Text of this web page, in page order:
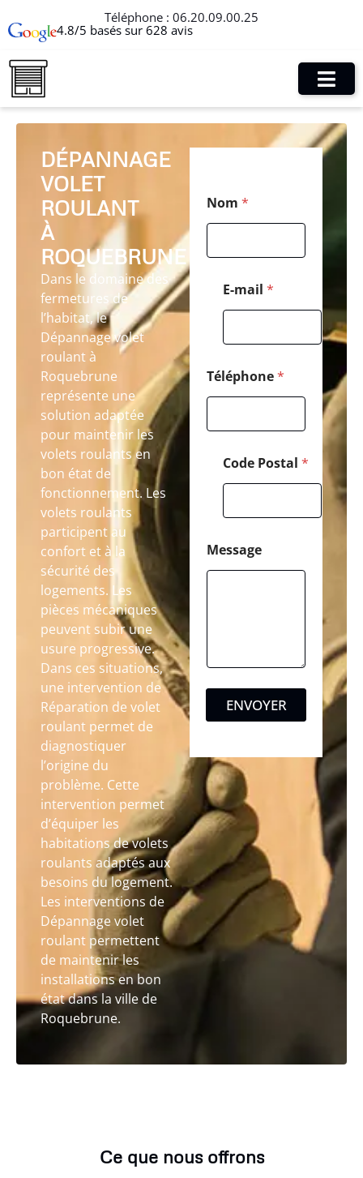
Téléphone : 06.20.09.00.25
4.8/5 basés sur 628 avis
DÉPANNAGE
VOLET
ROULANT
À
ROQUEBRUNE
Dans le domaine des
fermetures de
l’habitat, le
Dépannage volet
roulant à
Roquebrune
représente une
solution adaptée
pour maintenir les
volets roulants en
bon état de
fonctionnement. Les
volets roulants
participent au
confort et à la
sécurité des
logements. Les
pièces mécaniques
peuvent subir une
usure progressive.
Dans ces situations,
une intervention de
Réparation de volet
roulant permet de
diagnostiquer
l’origine du
problème. Cette
intervention permet
d’équiper les
habitations de volets
roulants adaptés aux
besoins du logement.
Les interventions de
Dépannage volet
roulant permettent
de maintenir les
installations en bon
état dans la ville de
Roquebrune.
Nom *
E-mail *
Téléphone*
Code Postal *
Message
ENVOYER
Ce que nous offrons